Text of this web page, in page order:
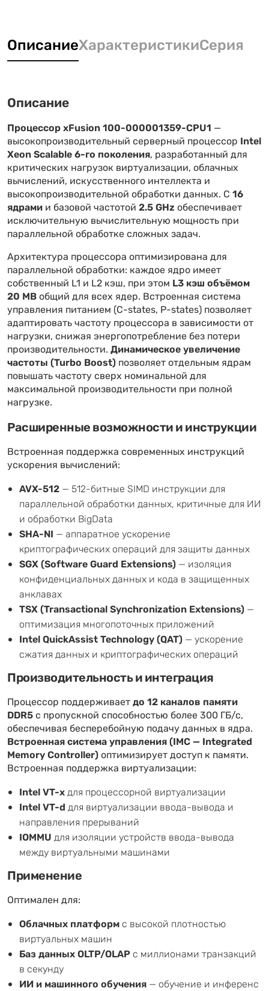
ОписаниеХарактеристикиСерия
Описание
Процессор xFusion 100-000001359-CPU1 —
высокопроизводительный серверный процессор Intel
Xeon Scalable 6-го поколения, разработанный для
критических нагрузок виртуализации, облачных
вычислений, искусственного интеллекта и
высокопроизводительной обработки данных. С 16
ядрами и базовой частотой 2.5 GHz обеспечивает
исключительную вычислительную мощность при
параллельной обработке сложных задач.
Архитектура процессора оптимизирована для
параллельной обработки: каждое ядро имеет
собственный L1 и L2 кэш, при этом L3 кэш объёмом
20 MBобщий для всех ядер. Встроенная система
управления питанием (C-states, P-states) позволяет
адаптировать частоту процессора в зависимости от
нагрузки, снижая энергопотребление без потери
производительности. Динамическое увеличение
частоты (Turbo Boost) позволяет отдельным ядрам
повышать частоту сверх номинальной для
максимальной производительности при полной
нагрузке.
Расширенные возможности и инструкции
Встроенная поддержка современных инструкций
ускорения вычислений:
AVX-512 — 512-битные SIMD инструкции для
параллельной обработки данных, критичные для ИИ
и обработки BigData
SHA-NI — аппаратное ускорение
криптографических операций для защиты данных
SGX (Software Guard Extensions) — изоляция
конфиденциальных данных и кода в защищенных
анклавах
TSX (Transactional Synchronization Extensions) —
оптимизация многопоточных приложений
Intel QuickAssist Technology (QAT) — ускорение
сжатия данных и криптографических операций
Производительность и интеграция
Процессор поддерживаетдо 12 каналов памяти
DDR5с пропускной способностью более 300 ГБ/с,
обеспечивая бесперебойную подачу данных в ядра.
Встроенная система управления (IMC — Integrated
Memory Controller)оптимизирует доступ к памяти.
Встроенная поддержка виртуализации:
Intel VT-xдля процессорной виртуализации
Intel VT-d для виртуализации ввода-вывода и
направления прерываний
IOMMU для изоляции устройств ввода-вывода
между виртуальными машинами
Применение
Оптимален для:
Облачных платформ с высокой плотностью
виртуальных машин
Баз данных OLTP/OLAP с миллионами транзакций
в секунду
ИИ и машинного обучения — обучение и инференс